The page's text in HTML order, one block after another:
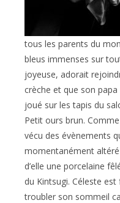
tous les parents du
bleus immenses sur
joyeuse, adorait
crèche et que son
joué sur les tapis du
Petit ours brun.
vécu des évènements
momentanément
d’elle une porcelaine
du Kintsugi. Céleste
troubler son sommeil